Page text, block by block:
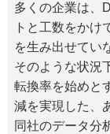
多くの企業は、
トと工数をかけ
を生み出せてい
そのような状況
転換率を始めと
減を実現した、
同社のデータ分